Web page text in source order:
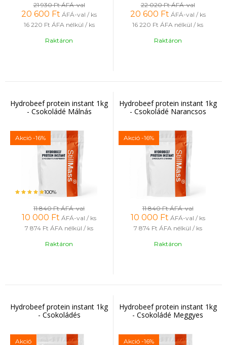
21 930 FtÁFÁ-val
20 600 Ft ÁFÁ-val / ks
16 220 Ft ÁFA nélkül / ks
Raktáron
22 020 FtÁFÁ-val
20 600 Ft ÁFÁ-val / ks
16 220 Ft ÁFA nélkül / ks
Raktáron
Hydrobeef protein instant 1kg
- Csokoládé Málnás
Akció -16%
100%
11 840 FtÁFÁ-val
10 000 Ft ÁFÁ-val / ks
7 874 Ft ÁFA nélkül / ks
Raktáron
Hydrobeef protein instant 1kg
- Csokoládé Narancsos
Akció -16%
11 840 FtÁFÁ-val
10 000 Ft ÁFÁ-val / ks
7 874 Ft ÁFA nélkül / ks
Raktáron
Hydrobeef protein instant 1kg
- Csokoládés
Akció
Hydrobeef protein instant 1kg
- Csokoládé Meggyes
Akció -16%